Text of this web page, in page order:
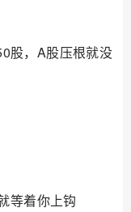
股，A股压根就没
等着你上钩